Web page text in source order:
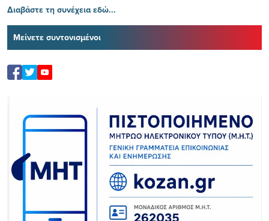
Διαβάστε τη συνέχεια εδώ...
Μείνετε συντονισμένοι